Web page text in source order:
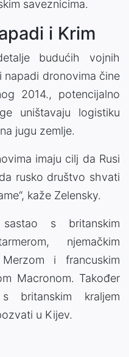
saveznicima.
i Krim
budućih vojnih
napadi dronovima čine
2014., potencijalno
uništavaju logistiku
jugu zemlje.
imaju cilj da Rusi
rusko društvo shvati
kaže Zelensky.
s britanskim
njemačkim
i francuskim
Macronom. Također
kraljem
u Kijev.